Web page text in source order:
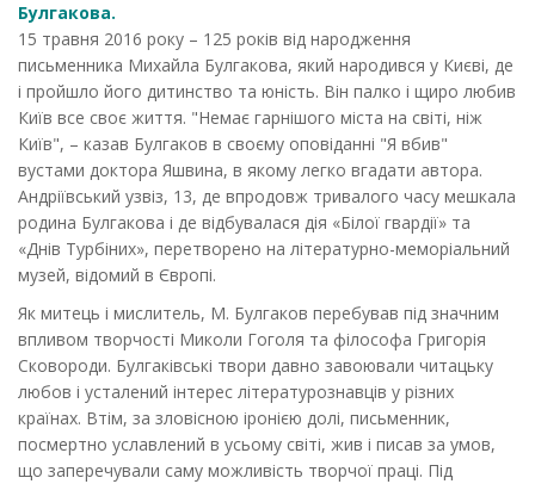
Булгакова.
15 травня 2016 року – 125 років від народження
письменника Михайла Булгакова, який народився у Києві, де
і пройшло його дитинство та юність. Він палко і щиро любив
Київ все своє життя. "Немає гарнішого міста на світі, ніж
Київ", – казав Булгаков в своєму оповіданні "Я вбив"
вустами доктора Яшвина, в якому легко вгадати автора.
Андріївський узвіз, 13, де впродовж тривалого часу мешкала
родина Булгакова і де відбувалася дія «Білої гвардії» та
«Днів Турбіних», перетворено на літературно-меморіальний
музей, відомий в Європі.
Як митець і мислитель, М. Булгаков перебував під значним
впливом творчості Миколи Гоголя та філософа Григорія
Сковороди. Булгаківські твори давно завоювали читацьку
любов і усталений інтерес літературознавців у різних
країнах. Втім, за зловісною іронією долі, письменник,
посмертно уславлений в усьому світі, жив і писав за умов,
що заперечували саму можливість творчої праці. Під